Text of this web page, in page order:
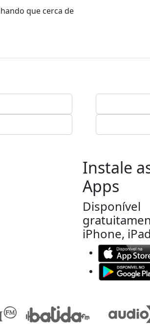
que cerca de
Instale
Apps
Disponível
iPhone,